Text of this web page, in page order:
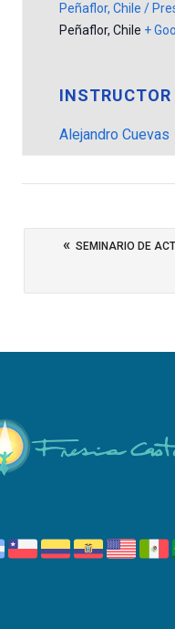
Peñaflor, Chile /
Peñaflor, Chile +
INSTRUCTOR
Alejandro Cuevas
« SEMINARIO DE